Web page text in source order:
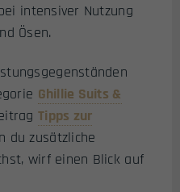
intensiver Nutzung
Ösen.
Ghillie Suits &
Tipps zur
du zusätzliche
wirf einen Blick auf